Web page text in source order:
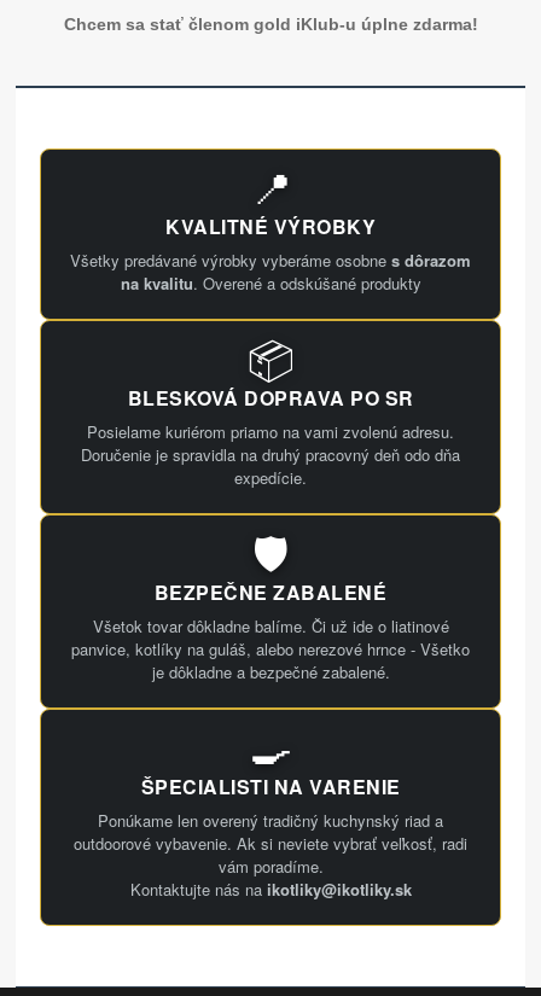
Chcem sa stať členom gold iKlub-u úplne zdarma!
📍
KVALITNÉ VÝROBKY
Všetky predávané výrobky vyberáme osobne s dôrazom
na kvalitu. Overené a odskúšané produkty
📦
BLESKOVÁ DOPRAVA PO SR
Posielame kuriérom priamo na vami zvolenú adresu.
Doručenie je spravidla na druhý pracovný deň odo dňa
expedície.
🛡️
BEZPEČNE ZABALENÉ
Všetok tovar dôkladne balíme. Či už ide o liatinové
panvice, kotlíky na guláš, alebo nerezové hrnce - Všetko
je dôkladne a bezpečné zabalené.
🍳
ŠPECIALISTI NA VARENIE
Ponúkame len overený tradičný kuchynský riad a
outdoorové vybavenie. Ak si neviete vybrať veľkosť, radi
vám poradíme.
Kontaktujte nás na ikotliky@ikotliky.sk